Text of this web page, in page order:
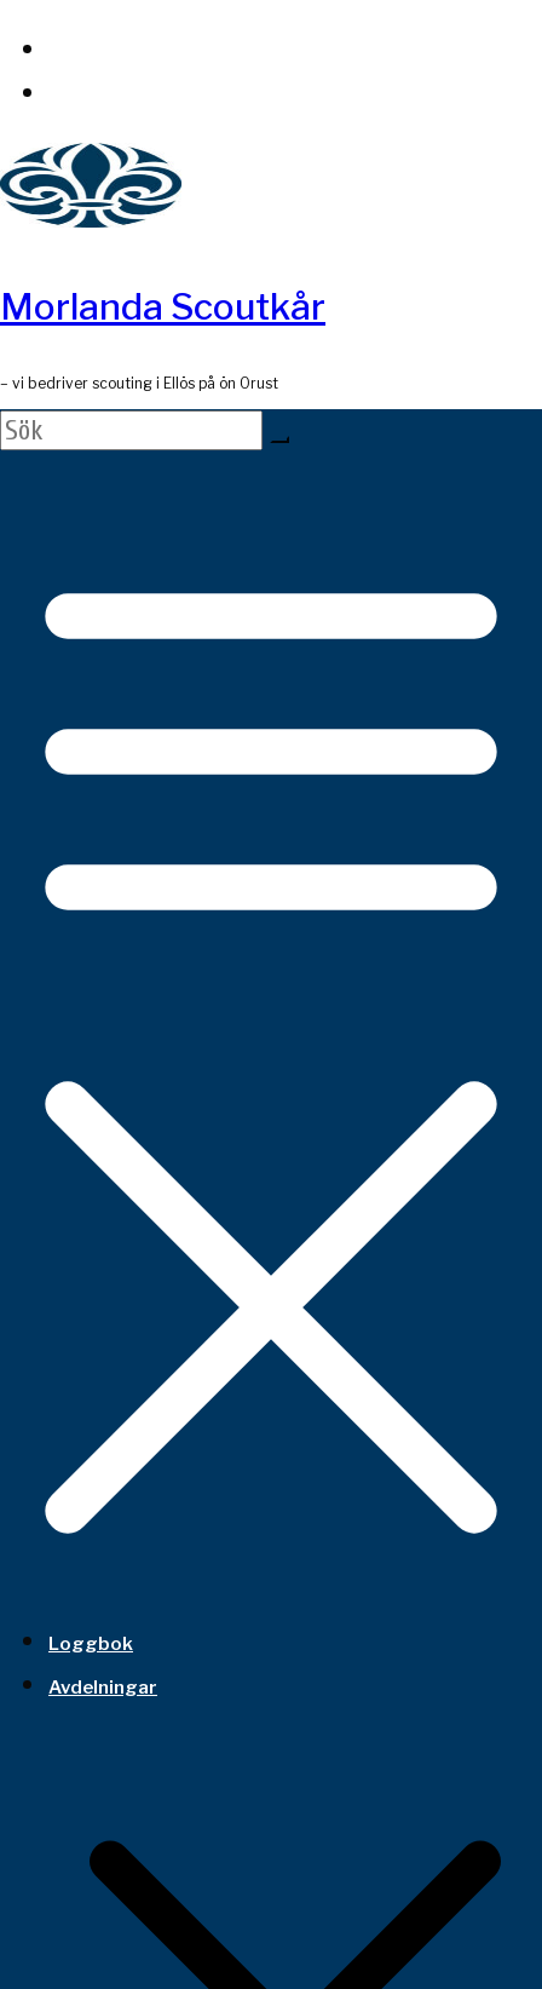
Skip
content
Morlanda Scoutkår
– vi bedriver scouting i Ellös på ön Orust
Loggbok
Avdelningar